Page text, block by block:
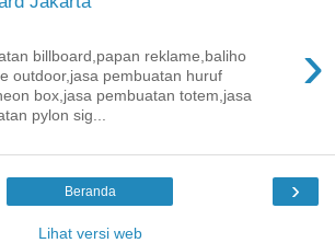
›
billboard,papan reklame,baliho
outdoor,jasa pembuatan huruf
box,jasa pembuatan totem,jasa
pylon sig...
›
Beranda
Lihat versi web